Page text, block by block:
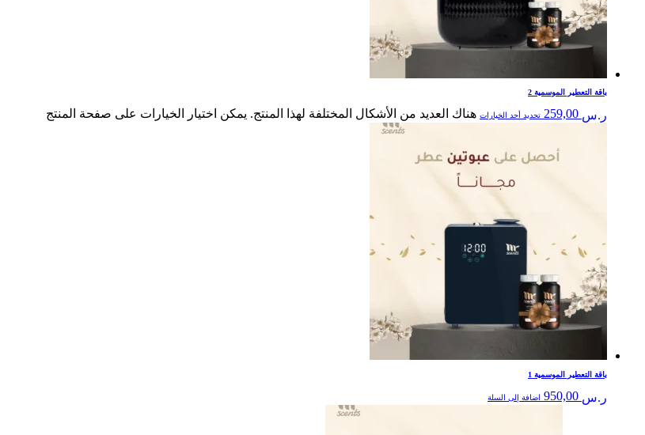
باقة التعطير الموسمية 2
ر.س تحديد أحد الخيارات هناك العديد من الأشكال المختلفة لهذا المنتج. يمكن اختيار الخيارات على صفحة المنتج
باقة التعطير الموسمية 1
ر.س اضافة إلى السلة